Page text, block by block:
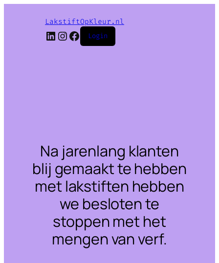
LakstiftOpKleur.nl
LinkedIn
Instagram
Facebook
Login
Na jarenlang klanten
blij gemaakt te hebben
met lakstiften hebben
we besloten te
stoppen met het
mengen van verf.